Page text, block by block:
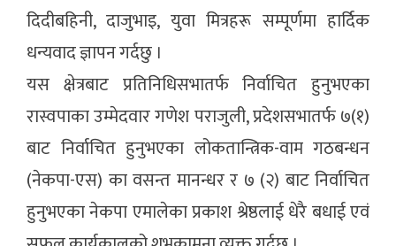
दिदीबहिनी, दाजुभाइ, युवा मित्रहरू सम्पूर्णमा हार्दिक
धन्यवाद ज्ञापन गर्दछु ।
यस क्षेत्रबाट प्रतिनिधिसभातर्फ निर्वाचित हुनुभएका
रास्वपाका उम्मेदवार गणेश पराजुली, प्रदेशसभातर्फ ७(१)
बाट निर्वाचित हुनुभएका लोकतान्त्रिक-वाम गठबन्धन
(नेकपा-एस) का वसन्त मानन्धर र ७ (२) बाट निर्वाचित
हुनुभएका नेकपा एमालेका प्रकाश श्रेष्ठलाई धेरै बधाई एवं